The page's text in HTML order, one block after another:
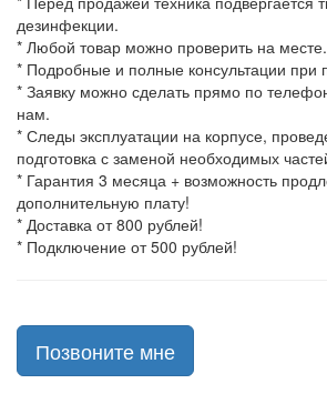
дезинфекции.
* Любой товар можно проверить на месте.
* Подробные и полные консультации при
* Заявку можно сделать прямо по
нам.
* Следы эксплуатации на корпусе,
подготовка с заменой необходимых
* Гарантия 3 месяца + возможность
дополнительную плату!
* Доставка от 800 рублей!
* Подключение от 500 рублей!
Позвоните мне